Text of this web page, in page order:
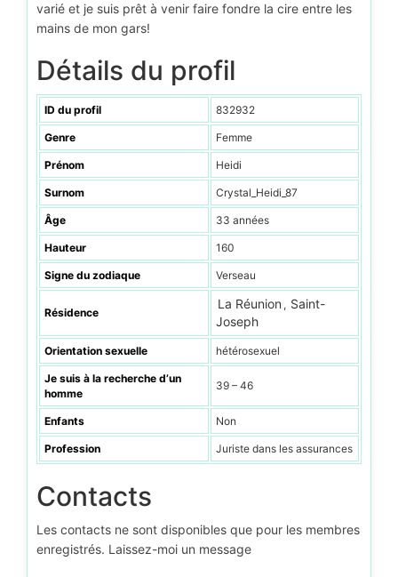
varié et je suis prêt à venir faire fondre la cire entre les
mains de mon gars!
Détails du profil
ID du profil 832932
Genre Femme
Prénom Heidi
Surnom Crystal_Heidi_87
Âge 33 années
Hauteur 160
Signe du zodiaque Verseau
Résidence
La Réunion , Saint-
Joseph
Orientation sexuelle hétérosexuel
Je suis à la recherche d’un
homme
39 – 46
Enfants Non
Profession Juriste dans les assurances
Contacts
Les contacts ne sont disponibles que pour les membres
enregistrés. Laissez-moi un message